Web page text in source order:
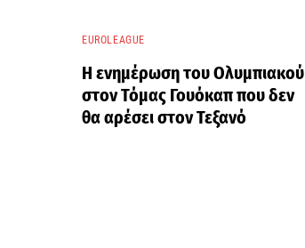
EUROLEAGUE
Η ενημέρωση του Ολυμπιακού
στον Τόμας Γουόκαπ που δεν
θα αρέσει στον Τεξανό